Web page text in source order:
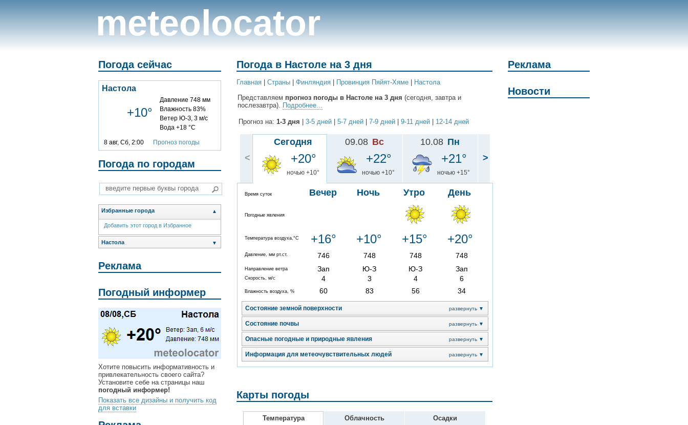
meteolocator
Погода сейчас
Настола
+10°
Давление 748 мм
Влажность 83%
Ветер Ю-З, 3 м/с
Вода +18 °C
8 авг, Сб, 2:00 Прогноз погоды
Погода по городам
Избранные города ▲
Добавить этот город в Избранное
Настола ▼
Реклама
Погодный информер
Хотите повысить информативность и
привлекательность своего сайта?
Установите себе на страницы наш
погодный информер!
Показать все дизайны и получить код
для вставки
Погода в Настоле на 3 дня
Главная Cтраны Финляндия Провинция Пяйят-Хяме
Настола
Представляем прогноз погоды в Настоле на 3 дня (сегодня, завтра и
послезавтра). Подробнее...
Прогноз на: 1-3 дня 3-5 дней 5-7 дней 7-9 дней 9-11 дней 12-14 дней
<
Сегодня
+20°
ночью +10°
Время суток Вечер Ночь Утро День
Погодные явления
Температура воздуха,°C +16° +10° +15° +20°
Давление, мм рт.ст. 746 748 748 748
Направление ветра Зап Ю-З Ю-З Зап
Скорость, м/с 4 3 4 6
Влажность воздуха, % 60 83 56 34
Состояние земной поверхности развернуть ▼
Состояние почвы развернуть ▼
Опасные погодные и природные явления развернуть ▼
Информация для метеочувствительных людей развернуть ▼
09.08 Вс
+22°
ночью +10°
10.08 Пн
+21°
ночью +15°
>
Карты погоды
Температура Облачность Осадки
Реклама
Новости